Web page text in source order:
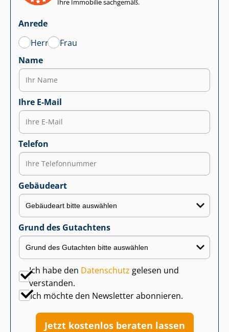
Ihre Immobilie sachgemäß.
Anrede
Herr
Frau
Name
Ihre E-Mail
Telefon
Gebäudeart
Grund des Gutachtens
Ich habe den Datenschutz gelesen und
verstanden.
Ich möchte den Newsletter abonnieren.
Jetzt kostenlos beraten lassen